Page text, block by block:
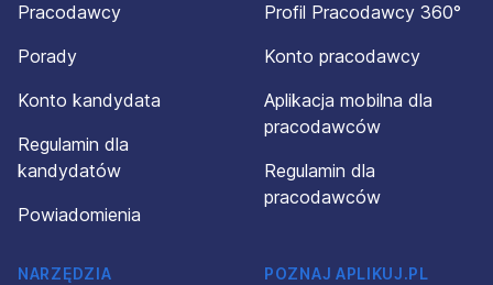
Pracodawcy
Porady
Konto kandydata
Regulamin dla
kandydatów
Powiadomienia
Profil Pracodawcy 360°
Konto pracodawcy
Aplikacja mobilna dla
pracodawców
Regulamin dla
pracodawców
NARZĘDZIA
POZNAJ APLIKUJ.PL